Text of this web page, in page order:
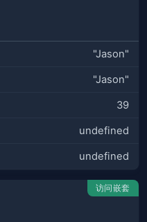
"Jason"
"Jason"
39
undefined
undefined
访问嵌套